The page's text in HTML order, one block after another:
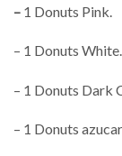
– 1 Donuts Pink.
– 1 Donuts White.
– 1 Donuts Dark
– 1 Donuts